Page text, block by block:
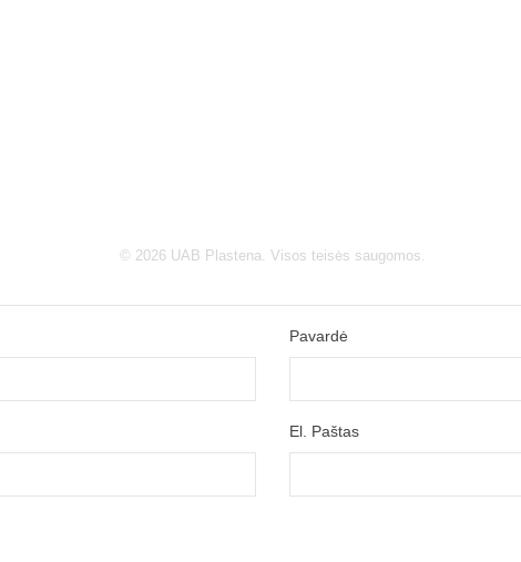
© 2026 UAB Plastena. Visos teisės saugomos.
Pavardė
El. Paštas